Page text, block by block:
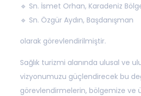
🔹 Sn. İsmet Orhan, Karadeniz
🔹 Sn. Özgür Aydın, Başdanışman
olarak görevlendirilmiştir.
Sağlık turizmi alanında ulusal ve
vizyonumuzu güçlendirecek bu
görevlendirmelerin, bölgemize ve